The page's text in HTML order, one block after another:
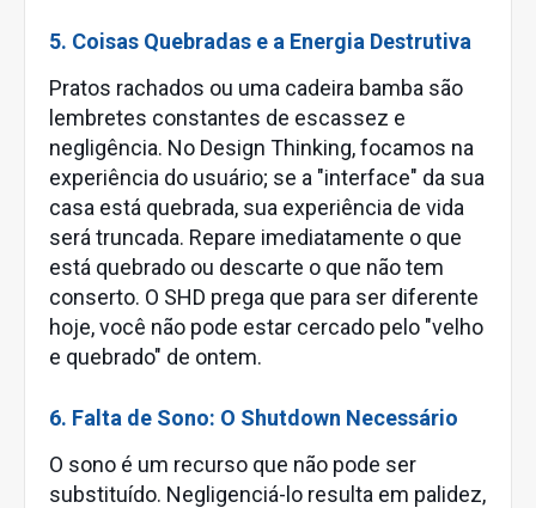
5. Coisas Quebradas e a Energia Destrutiva
Pratos rachados ou uma cadeira bamba são
lembretes constantes de escassez e
negligência. No Design Thinking, focamos na
experiência do usuário; se a "interface" da sua
casa está quebrada, sua experiência de vida
será truncada. Repare imediatamente o que
está quebrado ou descarte o que não tem
conserto. O SHD prega que para ser diferente
hoje, você não pode estar cercado pelo "velho
e quebrado" de ontem.
6. Falta de Sono: O Shutdown Necessário
O sono é um recurso que não pode ser
substituído. Negligenciá-lo resulta em palidez,